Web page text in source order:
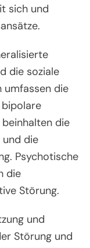
sich und
die soziale
umfassen die
die
die
Psychotische
die
Störung.
und
Störung und